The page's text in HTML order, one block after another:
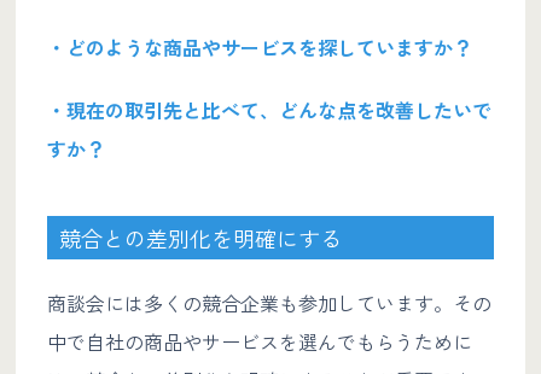
・どのような商品やサービスを探していますか？
・現在の取引先と比べて、どんな点を改善したいで
すか？
競合との差別化を明確にする
商談会には多くの競合企業も参加しています。その
中で自社の商品やサービスを選んでもらうために